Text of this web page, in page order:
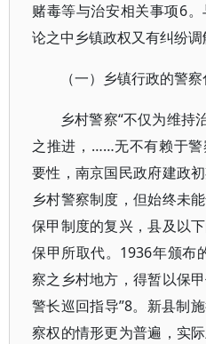
赌毒等与治安相关事项6
论之中乡镇政权又有纠纷调
（一）乡镇行政的警
乡村警察“不仅为维持
之推进，……无不有赖于警
要性，南京国民政府建政
乡村警察制度，但始终未
保甲制度的复兴，县及以
保甲所取代。1936年颁布
察之乡村地方，得暂以保
警长巡回指导”8。新县制
察权的情形更为普遍，实